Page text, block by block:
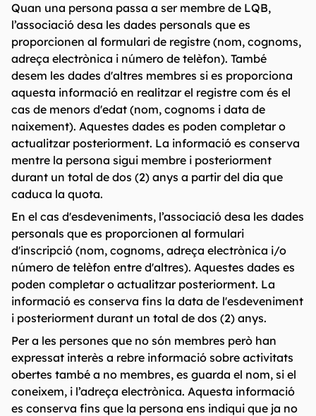
Quan una persona passa a ser membre de LQB,
l’associació desa les dades personals que es
proporcionen al formulari de registre (nom, cognoms,
adreça electrònica i número de telèfon). També
desem les dades d'altres membres si es proporciona
aquesta informació en realitzar el registre com és el
cas de menors d'edat (nom, cognoms i data de
naixement). Aquestes dades es poden completar o
actualitzar posteriorment. La informació es conserva
mentre la persona sigui membre i posteriorment
durant un total de dos (2) anys a partir del dia que
caduca la quota.
En el cas d'esdeveniments, l’associació desa les dades
personals que es proporcionen al formulari
d'inscripció (nom, cognoms, adreça electrònica i/o
número de telèfon entre d'altres). Aquestes dades es
poden completar o actualitzar posteriorment. La
informació es conserva fins la data de l'esdeveniment
i posteriorment durant un total de dos (2) anys.
Per a les persones que no són membres però han
expressat interès a rebre informació sobre activitats
obertes també a no membres, es guarda el nom, si el
coneixem, i l’adreça electrònica. Aquesta informació
es conserva fins que la persona ens indiqui que ja no